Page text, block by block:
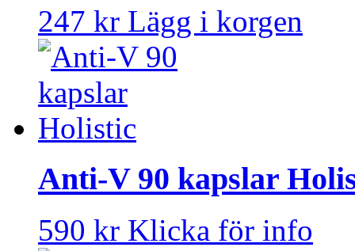
247 kr Lägg i korgen
Anti-V 90 kapslar
590 kr Klicka för info